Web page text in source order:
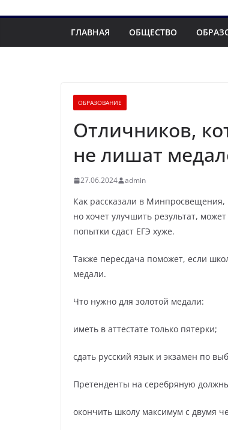
ГЛАВНАЯ ОБЩЕСТВО
ОБРАЗОВАНИЕ
Отличников,
не лишат
27.06.2024 admin
Как рассказали в
но хочет улучшить результат,
попытки сдаст ЕГЭ хуже.
Также пересдача поможет, если
медали.
Что нужно для золотой медали:
иметь в аттестате только пятерки;
сдать русский язык и экзамен по
Претенденты на серебряную
окончить школу максимум с двумя